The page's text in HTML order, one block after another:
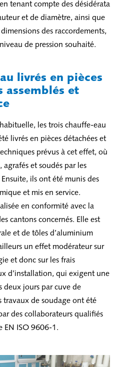
tenant compte des désidérata
et de diamètre, ainsi que
des raccordements,
de pression souhaité.
livrés en pièces
assemblés et
les trois chauffe-eau
livrés en pièces détachées et
prévus à cet effet, où
agrafés et soudés par les
ils ont été munis des
et mis en service.
en conformité avec la
cantons concernés. Elle est
et de tôles d’aluminium
un effet modérateur sur
et donc sur les frais
d’installation, qui exigent une
deux jours par cuve de
travaux de soudage ont été
des collaborateurs qualifiés
EN ISO 9606-1.